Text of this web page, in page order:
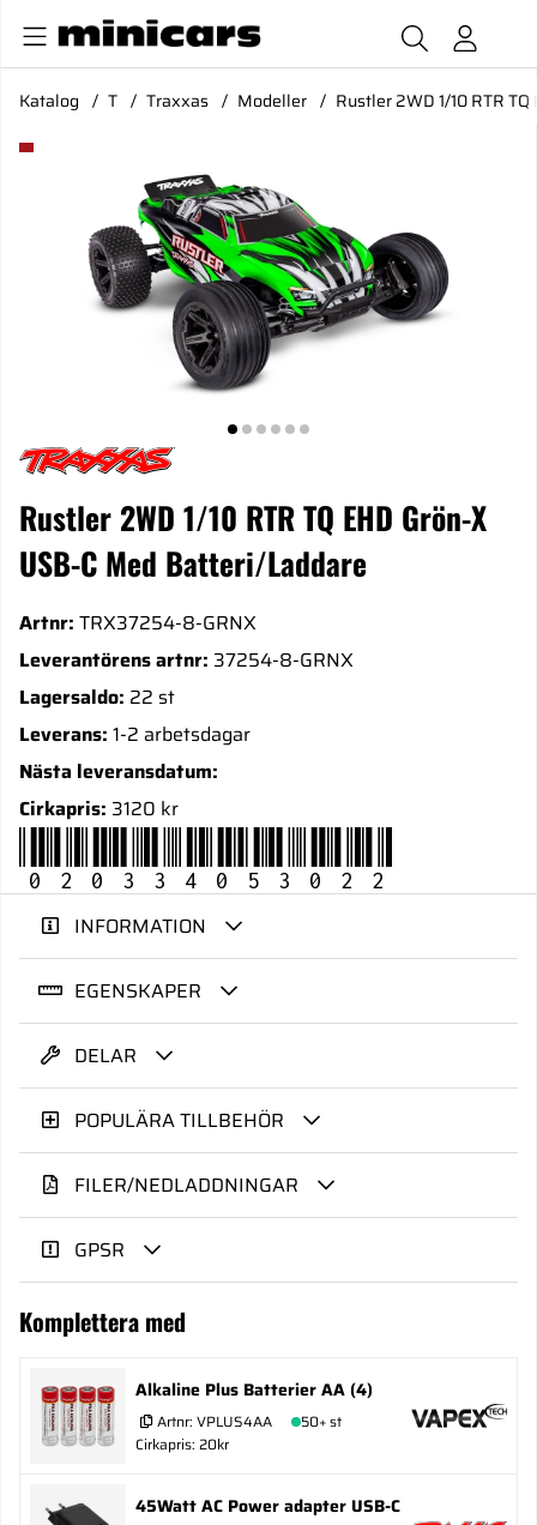
Katalog T Traxxas Modeller Rustler 2WD 1/10 RTR
Produktbilder Rustler 2WD 1/10 RTR TQ EHD Grön-X USB-
Rustler 2WD 1/10 RTR TQ EHD Grön-X
USB-C Med Batteri/Laddare
Artnr: TRX37254-8-GRNX
Leverantörens artnr: 37254-8-GRNX
Lagersaldo: 22 st
Leverans: 1-2 arbetsdagar
Nästa leveransdatum:
Cirkapris: 3120 kr
020334053022
INFORMATION
EGENSKAPER
DELAR
POPULÄRA TILLBEHÖR
FILER/NEDLADDNINGAR
GPSR
Komplettera med
Alkaline Plus Batterier AA (4)
Artnr: VPLUS4AA
50+ st
Cirkapris: 20kr
45Watt AC Power adapter USB-C